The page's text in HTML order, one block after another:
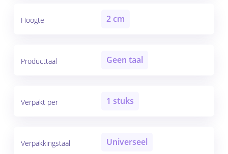
Hoogte 2 cm
Producttaal Geen taal
Verpakt per 1 stuks
Verpakkingstaal Universeel